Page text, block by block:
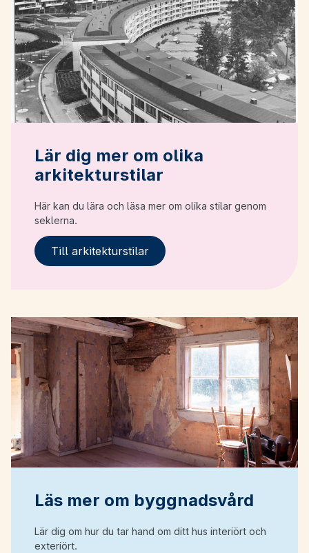
Lär dig mer om olika
arkitekturstilar
Här kan du lära och läsa mer om olika stilar genom
seklerna.
Till arkitekturstilar
Läs mer om byggnadsvård
Lär dig om hur du tar hand om ditt hus interiört och
exteriört.